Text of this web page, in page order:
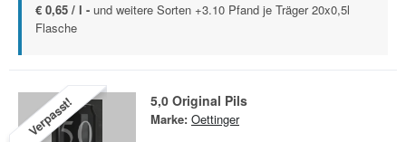
€ 0,65 / l - und weitere Sorten +3.10 Pfand je Träger 20x0,5l
Flasche
Verpasst! 5,0 Original Pils
Marke: Oettinger